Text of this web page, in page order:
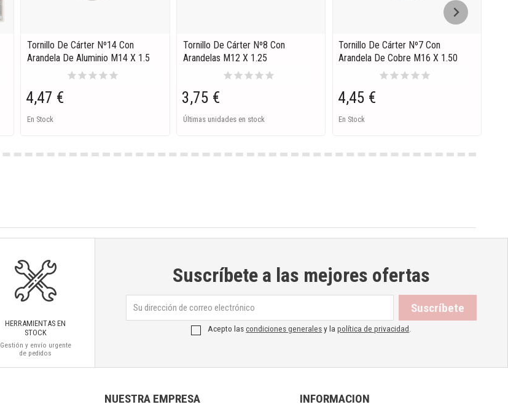
Tornillo De Cárter Nº14 Con
Arandela De Aluminio M14 X 1.5
starstarstarstarstar
4,47 €
En Stock
Tornillo De Cárter Nº8 Con
Arandelas M12 X 1.25
starstarstarstarstar
3,75 €
Últimas unidades en stock
Tornillo De Cárter Nº7 Con
Arandela De Cobre M16 X 1.50
starstarstarstarstar
4,45 €
En Stock
HERRAMIENTAS EN
STOCK
Gestión y envío urgente
de pedidos
Suscríbete a las mejores ofertas
Acepto lascondiciones generalesy lapolítica de privacidad.
NUESTRA EMPRESA INFORMACION